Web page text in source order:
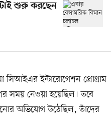
শুরু করছেন
সিআইএর ইন্টারোগেশন প্রোগ্রাম
সময় নেওয়া হয়েছিল। তবে
অভিযোগ উঠেছিল, তাঁদের